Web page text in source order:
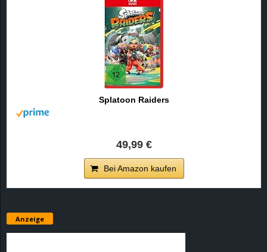
Splatoon Raiders
49,99 €
Bei Amazon kaufen
Anzeige